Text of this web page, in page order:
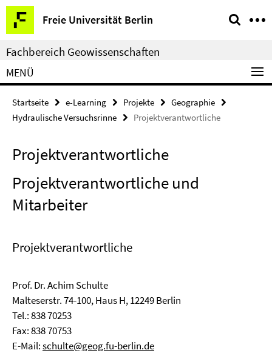
Springe
direkt
zu
Inhalt
Freie Universität Berlin
Service-
Navigation
Fachbereich Geowissenschaften
MENÜ
Startseite e-Learning Projekte
Geographie
Hydraulische Versuchsrinne
Projektverantwortliche
Projektverantwortliche
Projektverantwortliche und
Mitarbeiter
Projektverantwortliche
Prof. Dr. Achim Schulte
Malteserstr. 74-100, Haus H, 12249 Berlin
Tel.: 838 70253
Fax: 838 70753
E-Mail:schulte@geog.fu-berlin.de